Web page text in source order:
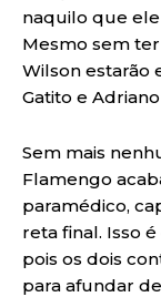
naquilo que
Mesmo sem
Wilson estarão
Gatito e
Sem mais
Flamengo
paramédico,
reta final. Isso
pois os dois
para afundar